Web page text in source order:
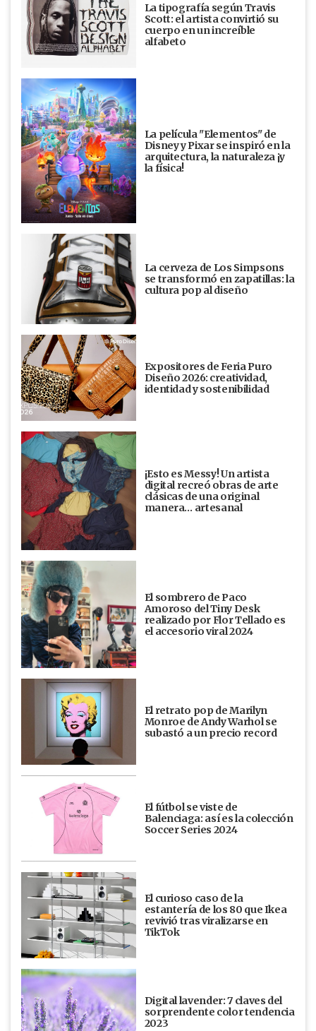
La tipografía según Travis
Scott: el artista convirtió su
cuerpo en un increíble
alfabeto
La película "Elementos" de
Disney y Pixar se inspiró en la
arquitectura, la naturaleza ¡y
la física!
La cerveza de Los Simpsons
se transformó en zapatillas: la
cultura pop al diseño
Expositores de Feria Puro
Diseño 2026: creatividad,
identidad y sostenibilidad
¡Esto es Messy! Un artista
digital recreó obras de arte
clásicas de una original
manera… artesanal
El sombrero de Paco
Amoroso del Tiny Desk
realizado por Flor Tellado es
el accesorio viral 2024
El retrato pop de Marilyn
Monroe de Andy Warhol se
subastó a un precio record
El fútbol se viste de
Balenciaga: así es la colección
Soccer Series 2024
El curioso caso de la
estantería de los 80 que Ikea
revivió tras viralizarse en
TikTok
Digital lavender: 7 claves del
sorprendente color tendencia
2023